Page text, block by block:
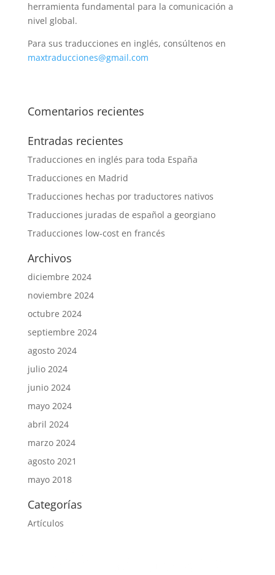
herramienta fundamental para la comunicación a
nivel global.
Para sus traducciones en inglés, consúltenos en
maxtraducciones@gmail.com
Comentarios recientes
Entradas recientes
Traducciones en inglés para toda España
Traducciones en Madrid
Traducciones hechas por traductores nativos
Traducciones juradas de español a georgiano
Traducciones low-cost en francés
Archivos
diciembre 2024
noviembre 2024
octubre 2024
septiembre 2024
agosto 2024
julio 2024
junio 2024
mayo 2024
abril 2024
marzo 2024
agosto 2021
mayo 2018
Categorías
Artículos